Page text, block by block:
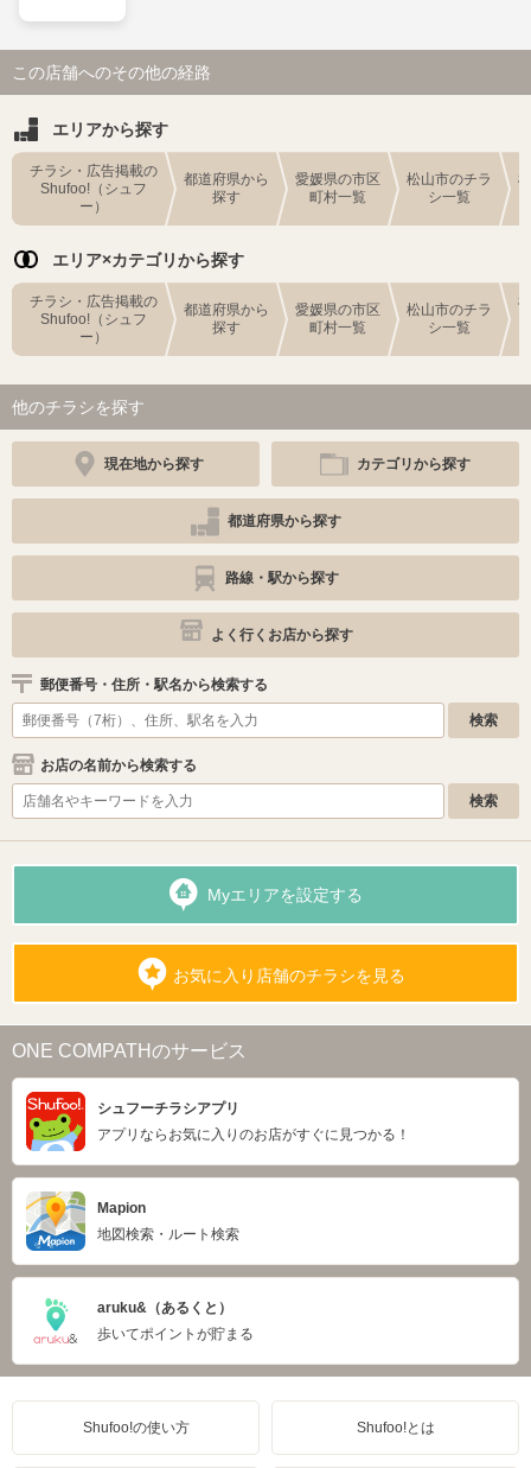
この店舗へのその他の経路
エリアから探す
チラシ・広告掲載の
Shufoo!（シュフ
ー）
都道府県から
探す
愛媛県の市区
町村一覧
松山市のチラ
シ一覧
エリア×カテゴリから探す
チラシ・広告掲載の
Shufoo!（シュフ
ー）
都道府県から
探す
愛媛県の市区
町村一覧
松山市のチラ
シ一覧
他のチラシを探す
現在地から探す カテゴリから探す
都道府県から探す
路線・駅から探す
よく行くお店から探す
郵便番号・住所・駅名から検索する
お店の名前から検索する
Myエリアを設定する
お気に入り店舗のチラシを見る
ONE COMPATHのサービス
シュフーチラシアプリ
アプリならお気に入りのお店がすぐに見つかる！
Mapion
地図検索・ルート検索
aruku&（あるくと）
歩いてポイントが貯まる
Shufoo!の使い方 Shufoo!とは